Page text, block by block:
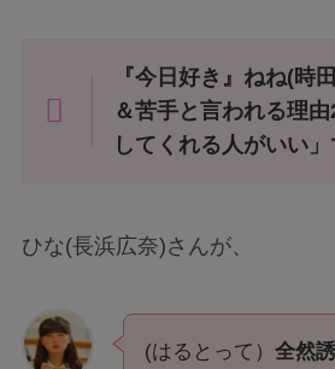
『今日好き』ねね(時
＆苦手と言われる理
してくれる人がいい」
ひな(長浜広奈)さんが、
(はるとって） 全然